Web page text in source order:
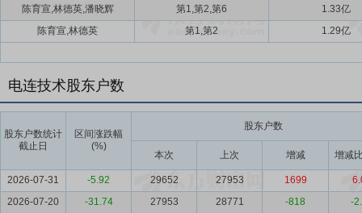
陈育宣,林德英,潘晓辉
第1,第2,第6
1.33亿
陈育宣,林德英
第1,第2 1.29亿
电连技术股东户数
股东户数统计
截止日
区间涨跌幅
(%)
股东户数
本次 上次 增减 增减
2026-07-31 -5.92 29652 27953 1699
2026-07-20
-31.74 27953 28771 -818
-